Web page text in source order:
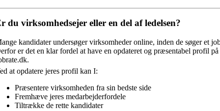
du virksomhedsejer eller en del af ledelsen?
kandidater undersøger virksomheder online, inden de søger et
er det en klar fordel at have en opdateret og præsentabel profil på
at opdatere jeres profil kan I:
Præsentere virksomheden fra sin bedste side
Fremhæve jeres medarbejderfordele
Tiltrække de rette kandidater